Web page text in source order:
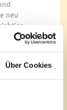
Über Cookies
neu
der
rechtzeitig
ist